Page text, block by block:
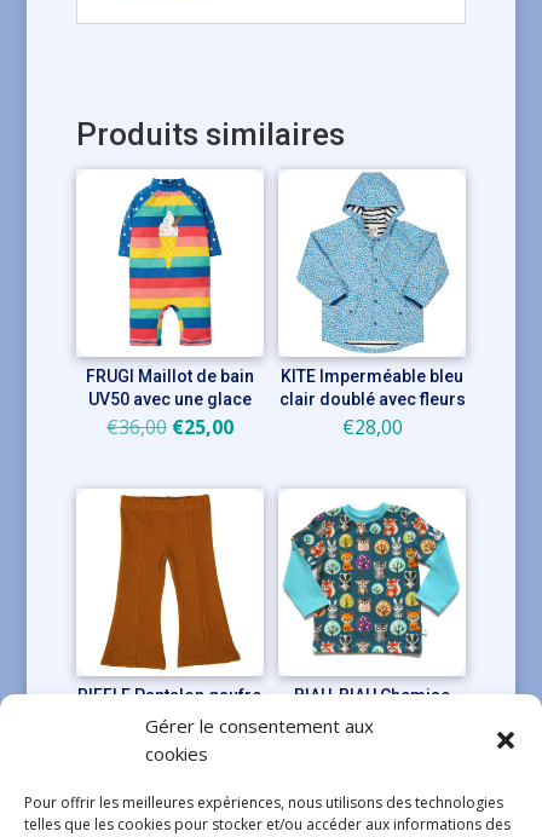
Gérer le consentement aux
cookies
Pour offrir les meilleures expériences, nous utilisons des technologies
telles que les cookies pour stocker et/ou accéder aux informations des
Produits similaires
FRUGI Maillot de bain
UV50 avec une glace
€36,00 Le
initial
était :
€36,00.
€25,00Le
actuel
€25,00.
KITE Imperméable bleu
clair doublé avec fleurs
€28,00
RIFFLE Pantalon gaufre
caramel
26,95Le
initial
€21,00
actuel
BIAU-BIAU Chemise
initial actuel